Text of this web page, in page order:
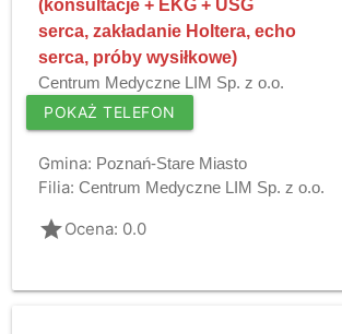
(konsultacje + EKG + USG
serca, zakładanie Holtera, echo
serca, próby wysiłkowe)
Centrum Medyczne LIM Sp. z o.o.
POKAŻ TELEFON
Gmina: Poznań-Stare Miasto
Filia: Centrum Medyczne LIM Sp. z o.o.
gradeOcena: 0.0